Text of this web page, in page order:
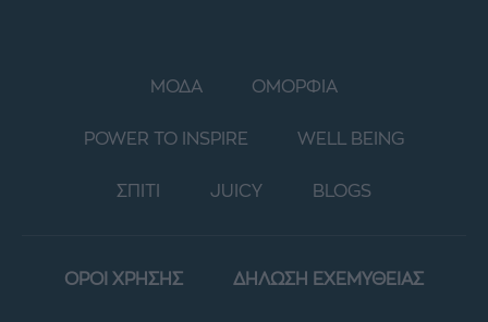
ΜΟΔΑ ΟΜΟΡΦΙΑ
POWER TO INSPIRE WELL BEING
ΣΠΙΤΙ JUICY BLOGS
ΟΡΟΙ ΧΡΗΣΗΣ ΔΗΛΩΣΗ ΕΧΕΜΥΘΕΙΑΣ